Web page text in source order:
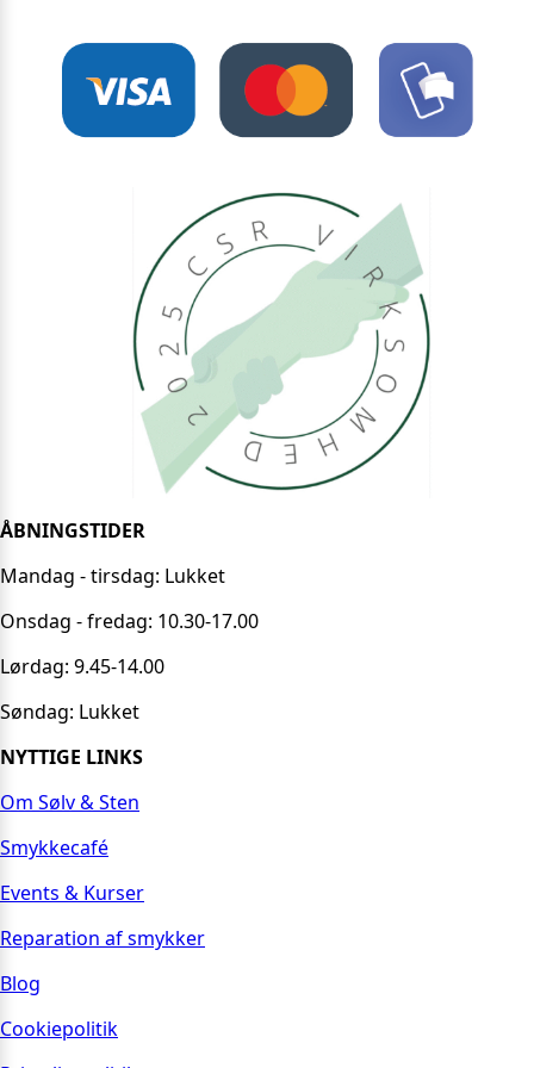
ÅBNINGSTIDER
Mandag - tirsdag: Lukket
Onsdag - fredag: 10.30-17.00
Lørdag: 9.45-14.00
Søndag: Lukket
NYTTIGE LINKS
Om Sølv & Sten
Smykkecafé
Events & Kurser
Reparation af smykker
Blog
Cookiepolitik